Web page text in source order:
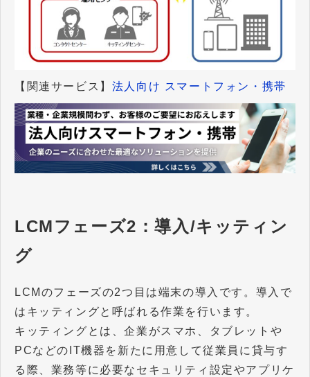
【関連サービス】 法人向け スマートフォン・携帯
LCMフェーズ2：導入/キッティン
グ
LCMのフェーズの2つ目は端末の導入です。導入で
はキッティングと呼ばれる作業を行います。
キッティングとは、企業がスマホ、タブレットや
PCなどのIT機器を新たに用意して従業員に貸与す
る際、業務等に必要なセキュリティ設定やアプリケ